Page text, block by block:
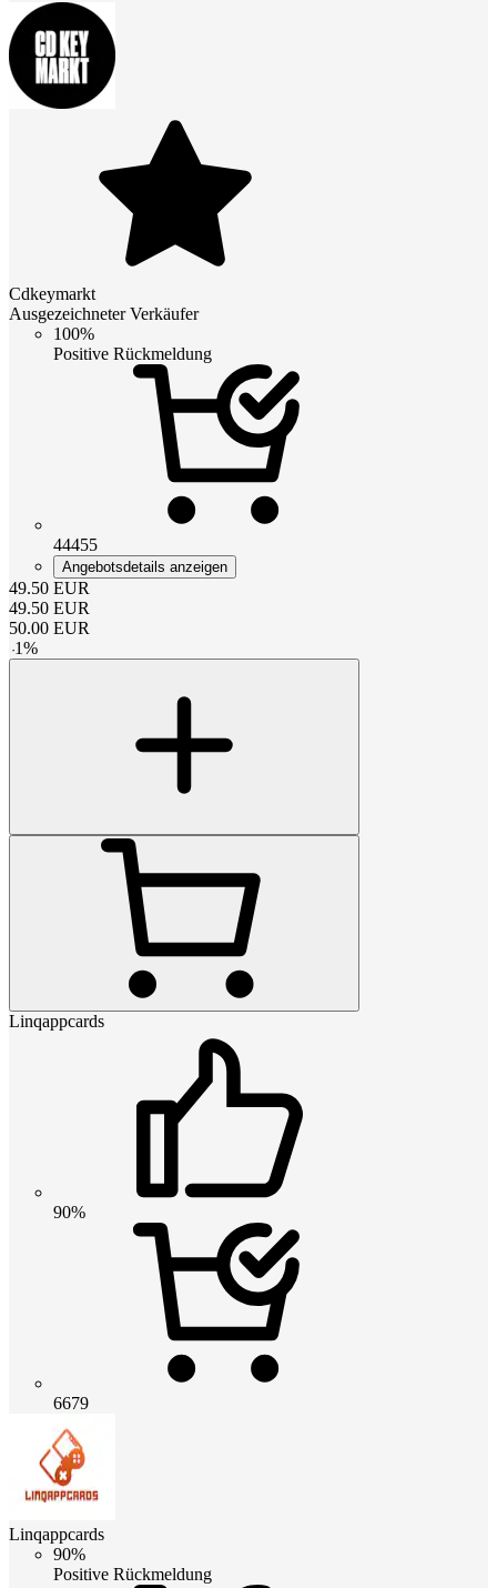
Cdkeymarkt
Ausgezeichneter Verkäufer
100%
Positive Rückmeldung
44455
Angebotsdetails anzeigen
49.50 EUR
49.50 EUR
50.00 EUR
-1%
Linqappcards
90%
6679
Linqappcards
90%
Positive Rückmeldung